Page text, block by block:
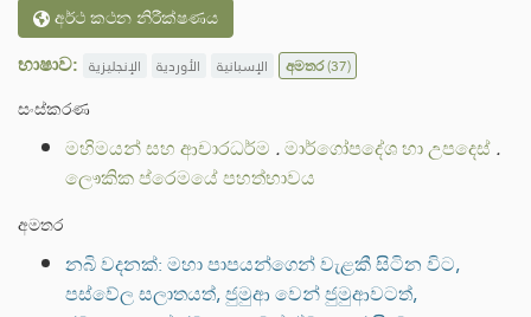
අර්ථ කථන නිරීක්ෂණය
භාෂාව: الإنجليزية الأوردية الإسبانية අමතර(37)
සංස්කරණ
මහිමයන් සහ ආචාරධර්ම .මාර්ගෝපදේශ හා උපදෙස්.
ලෞකික ප්රෙමයේ පහත්භාවය
අමතර
නබි වදනක්: මහා පාපයන්ගෙන් වැළකී සිටින විට,
පස්වේල සලාතයත්, ජුමුආ වෙන් ජුමුආවටත්,